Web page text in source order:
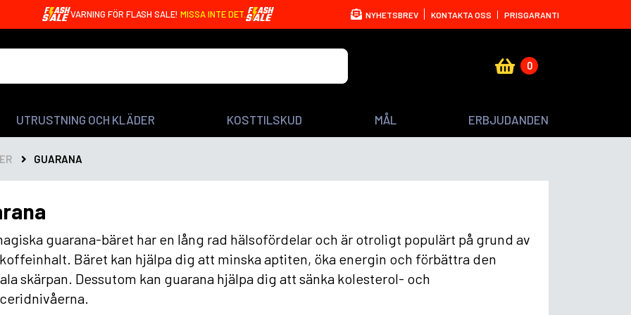
VARNING FÖR FLASH SALE! MISSA INTE DET. NYHETSBREV KONTAKTA OSS PRISGARANTI
0
UTRUSTNING OCH KLÄDER KOSTTILSKUD MÅL ERBJUDANDEN
GUARANA
guarana-bäret har en lång rad hälsofördelar och är otroligt populärt på grund av
Bäret kan hjälpa dig att minska aptiten, öka energin och förbättra den
skärpan. Dessutom kan guarana hjälpa dig att sänka kolesterol- och